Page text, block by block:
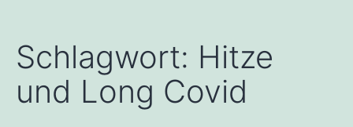
Schlagwort: Hitze
und Long Covid